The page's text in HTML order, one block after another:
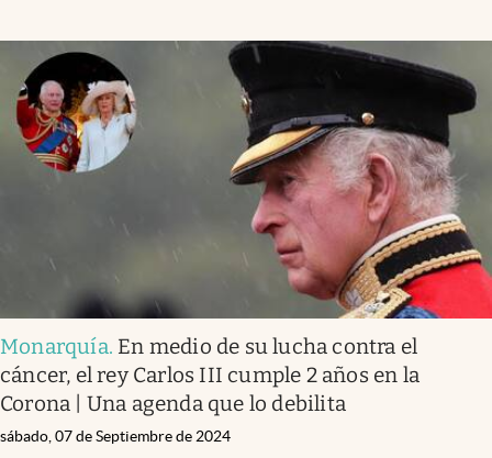
Monarquía. En medio de su lucha contra el
cáncer, el rey Carlos III cumple 2 años en la
Corona | Una agenda que lo debilita
sábado, 07 de Septiembre de 2024